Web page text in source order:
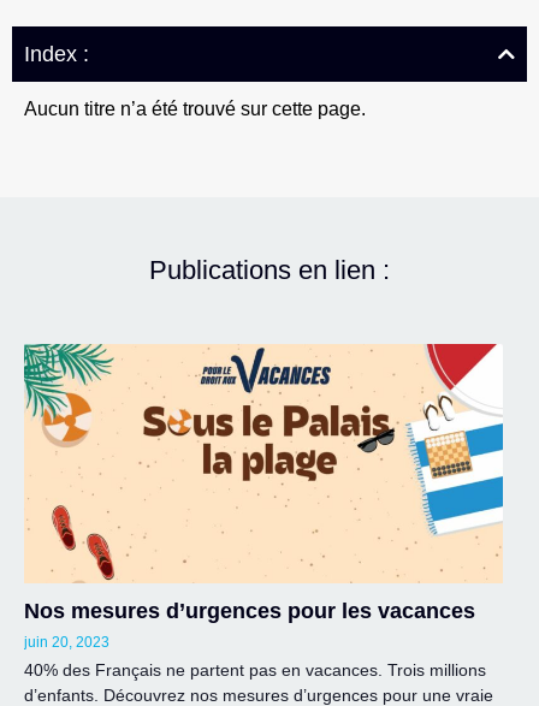
Index :
Aucun titre n’a été trouvé sur cette page.
Publications en lien :
Nos mesures d’urgences pour les vacances
juin 20, 2023
40% des Français ne partent pas en vacances. Trois millions
d’enfants. Découvrez nos mesures d’urgences pour une vraie